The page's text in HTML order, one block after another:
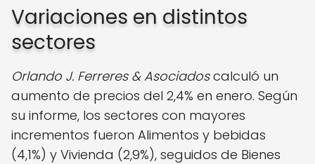
Variaciones en distintos
sectores
Orlando J. Ferreres & Asociadoscalculó un
aumento de precios del 2,4% en enero. Según
su informe, los sectores con mayores
incrementos fueron Alimentos y bebidas
(4,1%) y Vivienda (2,9%), seguidos de Bienes